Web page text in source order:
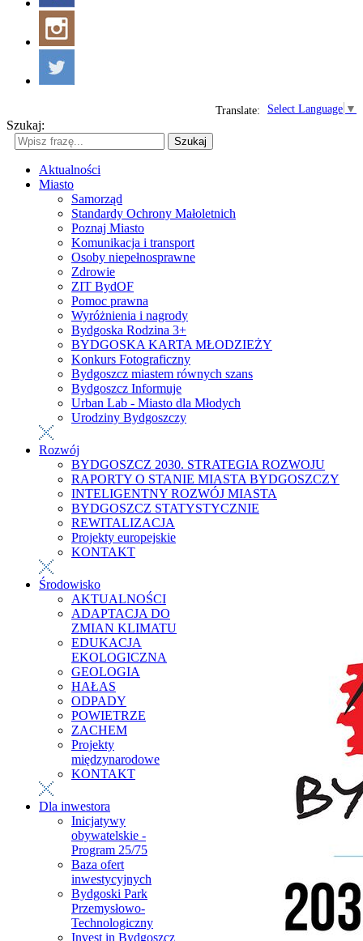
Select Language ▼
Translate:
Szukaj:
Szukaj
Aktualności
Miasto
Samorząd
Standardy Ochrony Małoletnich
Poznaj Miasto
Komunikacja i transport
Osoby niepełnosprawne
Zdrowie
ZIT BydOF
Pomoc prawna
Wyróżnienia i nagrody
Bydgoska Rodzina 3+
BYDGOSKA KARTA MŁODZIEŻY
Konkurs Fotograficzny
Bydgoszcz miastem równych szans
Bydgoszcz Informuje
Urban Lab - Miasto dla Młodych
Urodziny Bydgoszczy
Rozwój
BYDGOSZCZ 2030. STRATEGIA ROZWOJU
RAPORTY O STANIE MIASTA BYDGOSZCZY
INTELIGENTNY ROZWÓJ MIASTA
BYDGOSZCZ STATYSTYCZNIE
REWITALIZACJA
Projekty europejskie
KONTAKT
Środowisko
AKTUALNOŚCI
ADAPTACJA DO
ZMIAN KLIMATU
EDUKACJA
EKOLOGICZNA
GEOLOGIA
HAŁAS
ODPADY
POWIETRZE
ZACHEM
Projekty
międzynarodowe
KONTAKT
Dla inwestora
Inicjatywy
obywatelskie -
Program 25/75
Baza ofert
inwestycyjnych
Bydgoski Park
Przemysłowo-
Technologiczny
Invest in Bydgoszcz